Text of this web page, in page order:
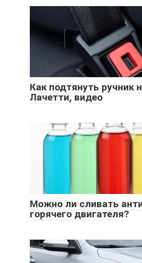
Как подтянуть ручник
Лачетти, видео
Можно ли сливать
горячего двигателя?